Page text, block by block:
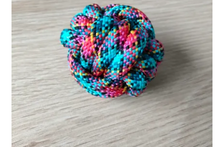
Ma Présentation
Politique de confidentialité
Retour
Mon compte
Panier
Commande